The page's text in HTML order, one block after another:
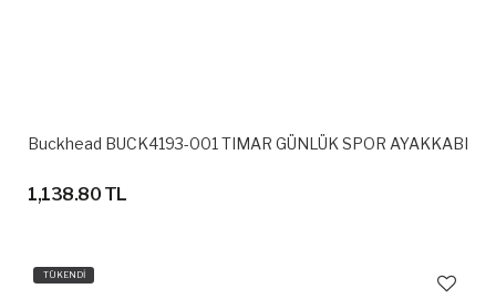
Buckhead BUCK4193-001 TIMAR GÜNLÜK SPOR AYAKKABI
1,138.80 TL
TÜKENDİ